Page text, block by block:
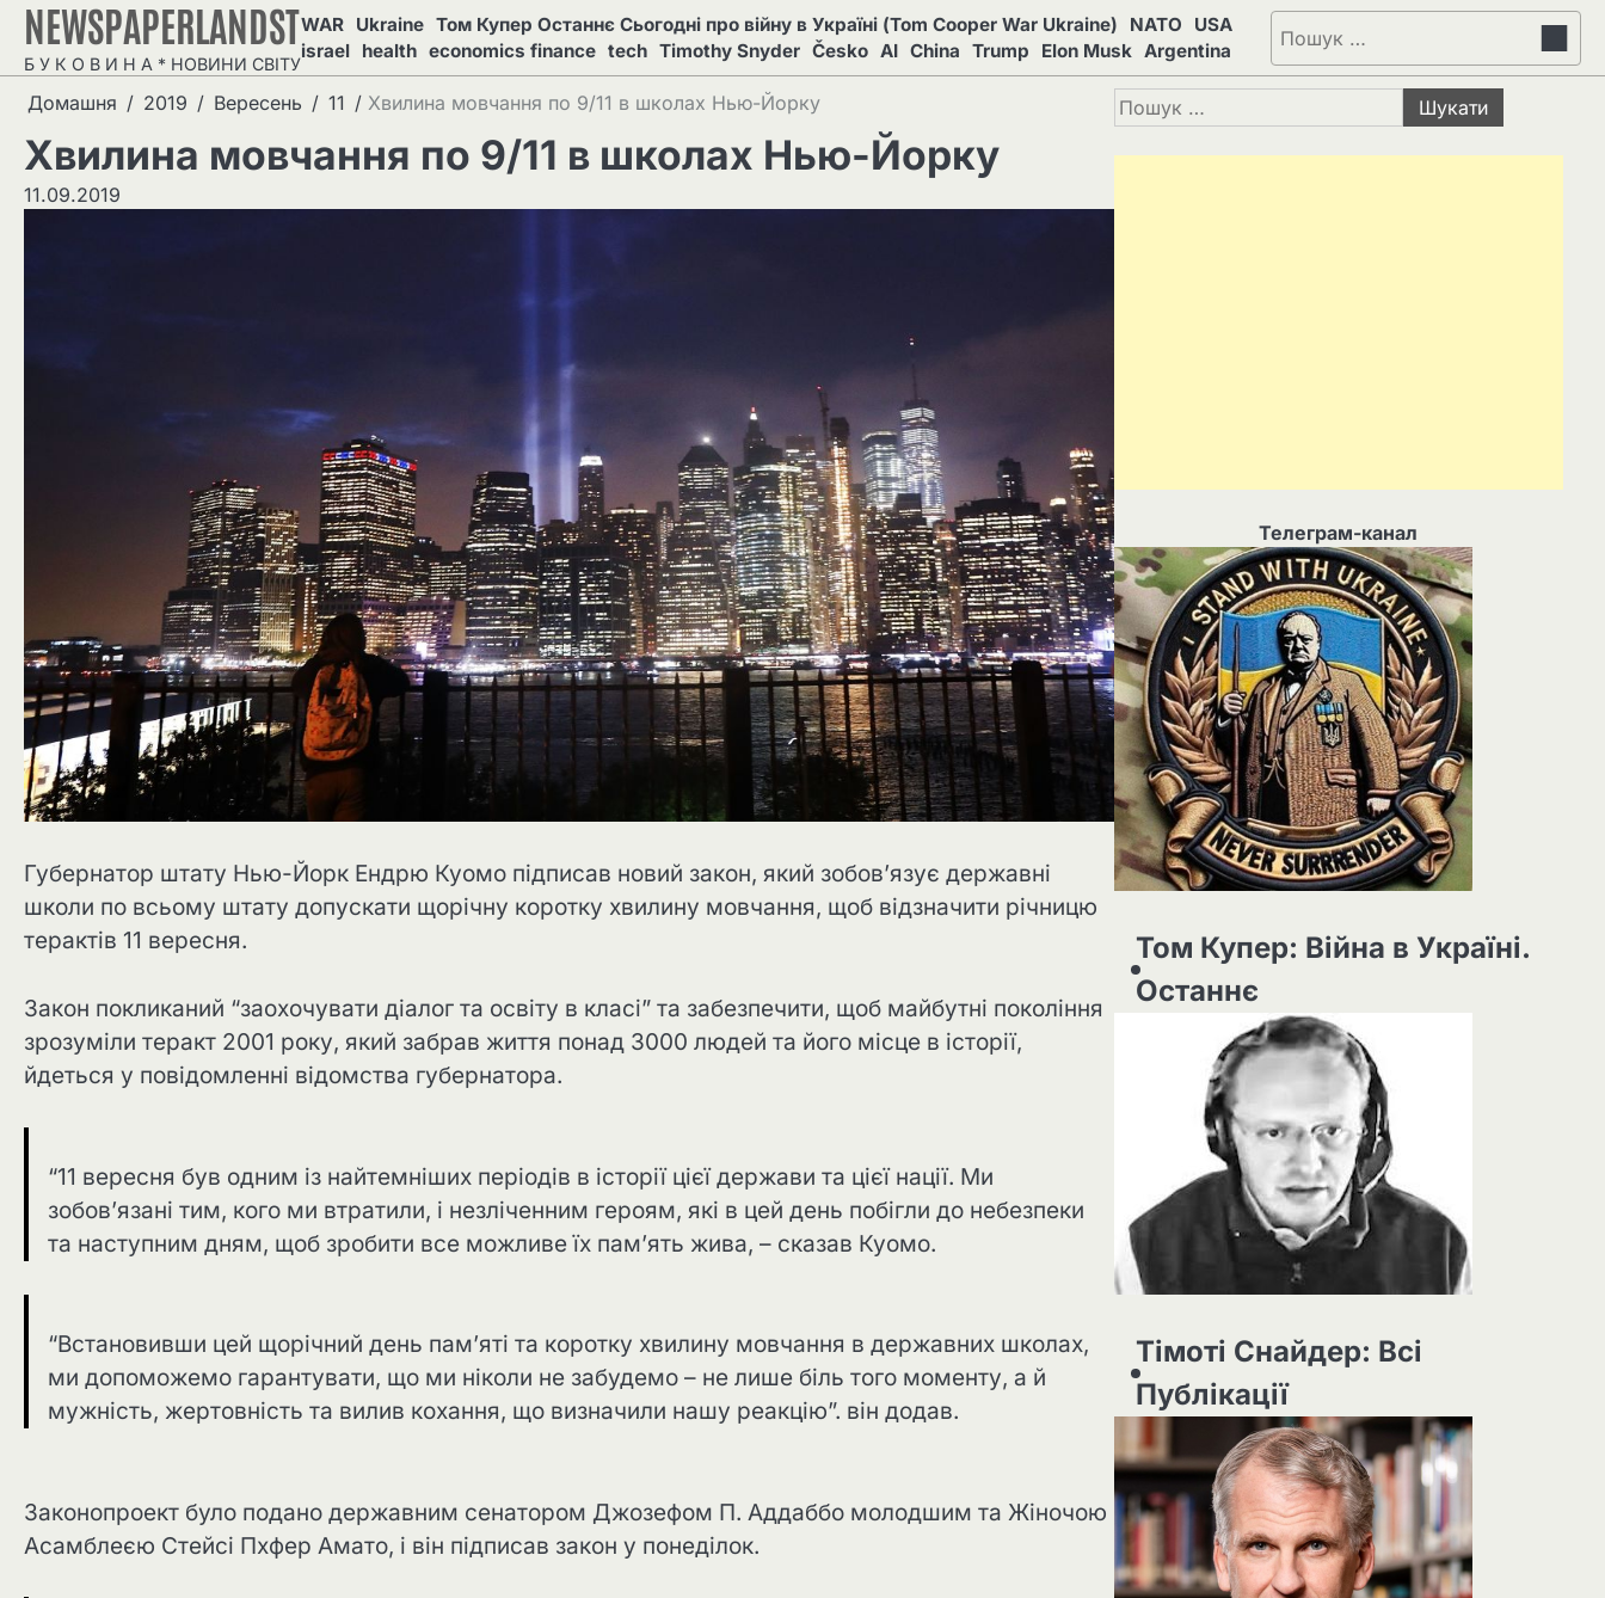
Перейти
вмісту
NEWSPAPERLANDST
Б У К О В И Н А * НОВИНИ СВІТУ
WAR Ukraine Том Купер Останнє Сьогодні про війну в Україні (Tom Cooper War Ukraine) NATO
USA
israel health economics finance tech Timothy Snyder Česko AI China Trump Elon Musk Argentina
Пошук:
Домашня 2019 Вересень 11 Хвилина мовчання по 9/11 в школах Нью-Йорку
Хвилина мовчання по 9/11 в школах Нью-Йорку
11.09.2019
Губернатор штату Нью-Йорк Ендрю Куомо підписав новий закон, який зобов’язує державні
школи по всьому штату допускати щорічну коротку хвилину мовчання, щоб відзначити річницю
терактів 11 вересня.
Закон покликаний “заохочувати діалог та освіту в класі” та забезпечити, щоб майбутні покоління
зрозуміли теракт 2001 року, який забрав життя понад 3000 людей та його місце в історії,
йдеться у повідомленні відомства губернатора.
“11 вересня був одним із найтемніших періодів в історії цієї держави та цієї нації. Ми
зобов’язані тим, кого ми втратили, і незліченним героям, які в цей день побігли до небезпеки
та наступним дням, щоб зробити все можливе їх пам’ять жива, – сказав Куомо.
“Встановивши цей щорічний день пам’яті та коротку хвилину мовчання в державних школах,
ми допоможемо гарантувати, що ми ніколи не забудемо – не лише біль того моменту, а й
мужність, жертовність та вилив кохання, що визначили нашу реакцію”. він додав.
Законопроект було подано державним сенатором Джозефом П. Аддаббо молодшим та Жіночою
Асамблеєю Стейсі Пхфер Амато, і він підписав закон у понеділок.
Пошук:
Телеграм-канал
Том Купер: Війна в Україні.
Останнє
Тімоті Снайдер: Всі
Публікації